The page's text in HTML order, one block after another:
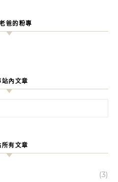
爸的粉專
站內文章
所有文章
(3)